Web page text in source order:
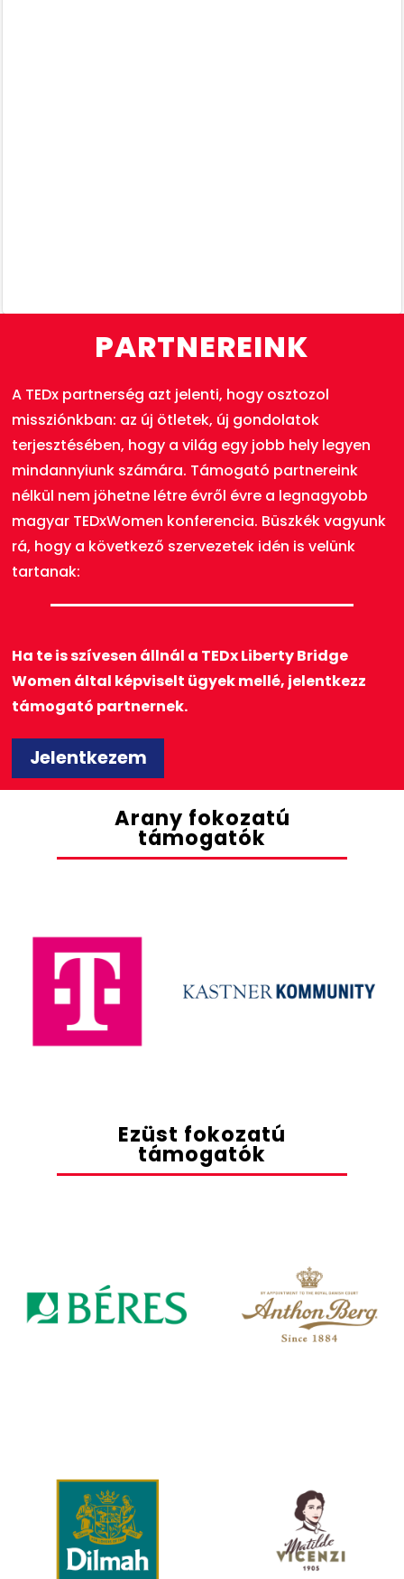
PARTNEREINK
A TEDx partnerség azt jelenti, hogy osztozol
missziónkban: az új ötletek, új gondolatok
terjesztésében, hogy a világ egy jobb hely legyen
mindannyiunk számára. Támogató partnereink
nélkül nem jöhetne létre évről évre a legnagyobb
magyar TEDxWomen konferencia. Büszkék vagyunk
rá, hogy a következő szervezetek idén is velünk
tartanak:
Ha te is szívesen állnál a TEDx Liberty Bridge
Women által képviselt ügyek mellé, jelentkezz
támogató partnernek.
Jelentkezem
Arany fokozatú
támogatók
Ezüst fokozatú
támogatók